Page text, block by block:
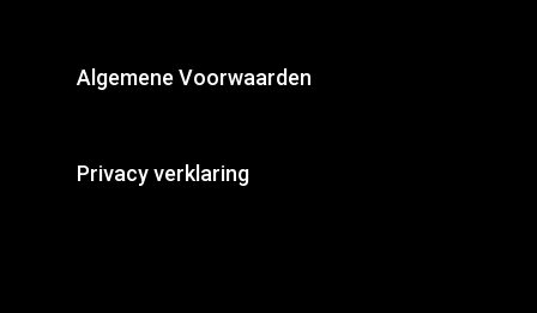
Algemene Voorwaarden
Privacyverklaring